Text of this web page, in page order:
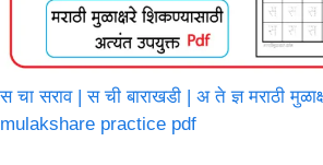
स चा सराव | स ची बाराखडी | अ ते ज्ञ मराठी
mulakshare practice pdf